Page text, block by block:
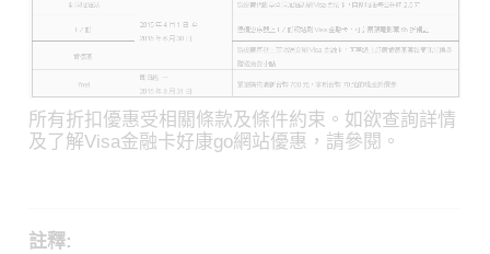
所有折扣優惠受相關條款及條件約束。如欲查詢詳情
及了解Visa金融卡好康go網站優惠，請參閱。
註釋: